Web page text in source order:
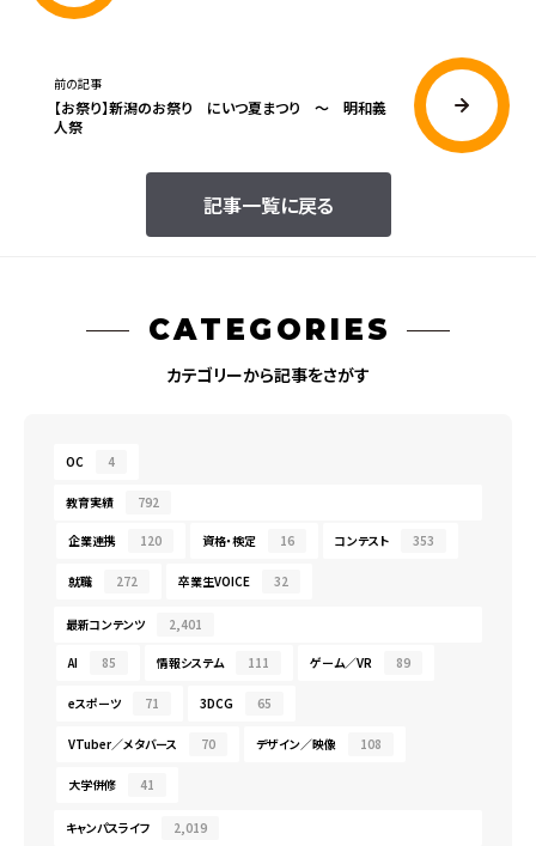
記事一覧に戻る
前の記事
【お祭り】新潟のお祭り にいつ夏まつり ～ 明和義
人祭
CATEGORIES
カテゴリーから記事をさがす
OC 4
教育実績 792
企業連携 120 資格・検定 16 コンテスト 353
就職 272 卒業生VOICE 32
最新コンテンツ 2,401
AI 85 情報システム 111 ゲーム／VR 89
eスポーツ 71 3DCG 65
VTuber／メタバース 70 デザイン／映像 108
大学併修 41
キャンパスライフ 2,019